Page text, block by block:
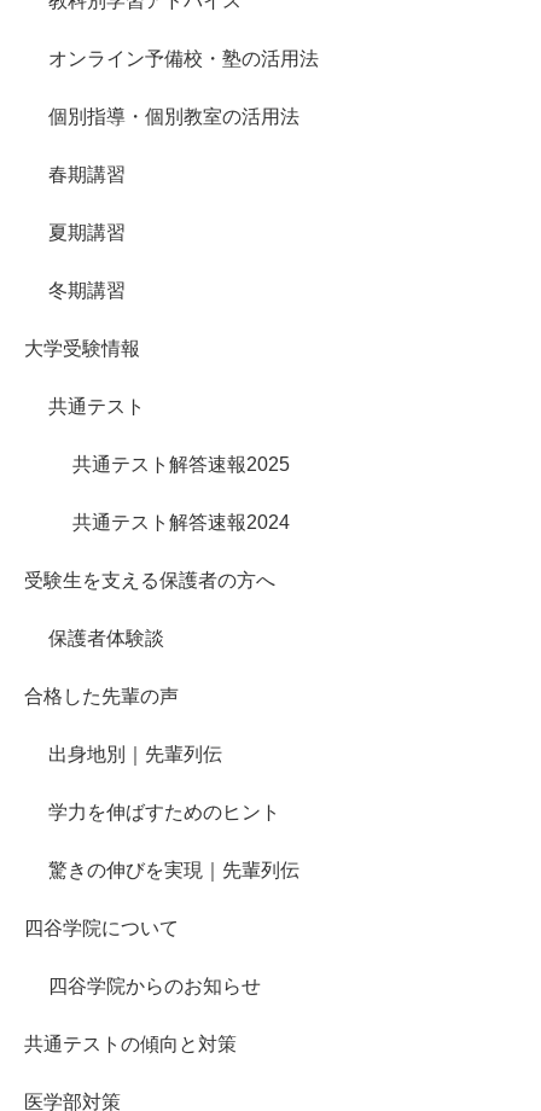
オンライン予備校・塾の活用法
個別指導・個別教室の活用法
春期講習
夏期講習
冬期講習
大学受験情報
共通テスト
共通テスト解答速報2025
共通テスト解答速報2024
受験生を支える保護者の方へ
保護者体験談
合格した先輩の声
出身地別｜先輩列伝
学力を伸ばすためのヒント
驚きの伸びを実現｜先輩列伝
四谷学院について
四谷学院からのお知らせ
共通テストの傾向と対策
医学部対策